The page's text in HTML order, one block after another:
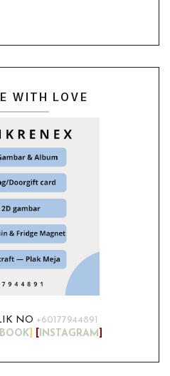
WITH LOVE
NO +60177944891
] [INSTAGRAM]